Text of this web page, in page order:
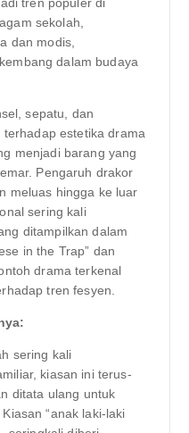
sekolah,
dan modis,
dalam budaya
sepatu, dan
estetika drama
menjadi barang yang
Pengaruh drakor
meluas hingga ke luar
sering kali
ditampilkan dalam
in the Trap” dan
drama terkenal
tren fesyen.
sering kali
kiasan ini terus-
ditata ulang untuk
“anak laki-laki